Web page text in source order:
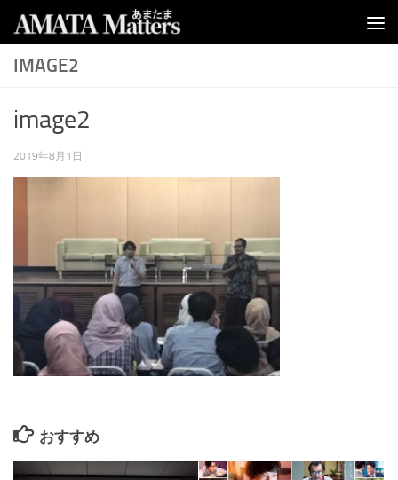
コンテンツへスキップ
IMAGE2
image2
2019年8月1日
おすすめ